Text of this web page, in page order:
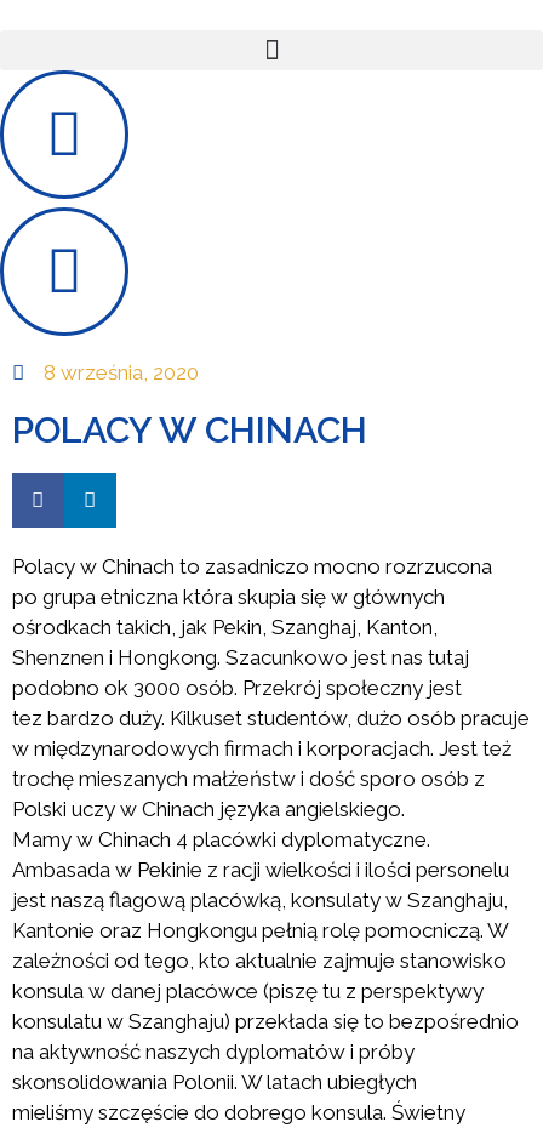
8 września, 2020
POLACY W CHINACH
Polacy w Chinach to zasadniczo mocno rozrzucona
po grupa etniczna która skupia się w głównych
ośrodkach takich, jak Pekin, Szanghaj, Kanton,
Shenznen i Hongkong. Szacunkowo jest nas tutaj
podobno ok 3000 osób. Przekrój społeczny jest
tez bardzo duży. Kilkuset studentów, dużo osób pracuje
w międzynarodowych firmach i korporacjach. Jest też
trochę mieszanych małżeństw i dość sporo osób z
Polski uczy w Chinach języka angielskiego.
Mamy w Chinach 4 placówki dyplomatyczne.
Ambasada w Pekinie z racji wielkości i ilości personelu
jest naszą flagową placówką, konsulaty w Szanghaju,
Kantonie oraz Hongkongu pełnią rolę pomocniczą. W
zależności od tego, kto aktualnie zajmuje stanowisko
konsula w danej placówce (piszę tu z perspektywy
konsulatu w Szanghaju) przekłada się to bezpośrednio
na aktywność naszych dyplomatów i próby
skonsolidowania Polonii. W latach ubiegłych
mieliśmy szczęście do dobrego konsula. Świetny